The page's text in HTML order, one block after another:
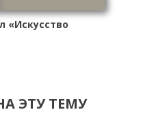
«Искусство
ЭТУ ТЕМУ